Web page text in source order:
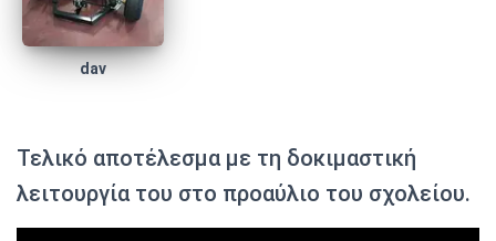
dav
Τελικό αποτέλεσμα με τη δοκιμαστική
λειτουργία του στο προαύλιο του σχολείου.